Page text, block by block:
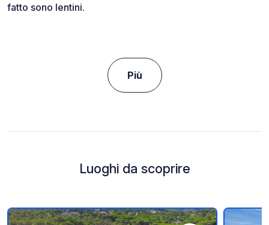
fatto sono lentini.
Più
Luoghi da scoprire